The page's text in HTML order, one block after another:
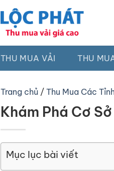
THU MUA VẢI THU
Trang chủ / Thu Mua Các
Khám Phá Cơ
Mục lục bài viết